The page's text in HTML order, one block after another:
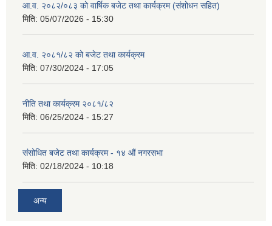
आ.व. २०८२/०८३ को वार्षिक बजेट तथा कार्यक्रम (संशोधन सहित)
मिति: 05/07/2026 - 15:30
आ.व. २०८१/८२ को बजेट तथा कार्यक्रम
मिति: 07/30/2024 - 17:05
नीति तथा कार्यक्रम २०८१/८२
मिति: 06/25/2024 - 15:27
संसोधित बजेट तथा कार्यक्रम - १४ औं नगरसभा
मिति: 02/18/2024 - 10:18
अन्य